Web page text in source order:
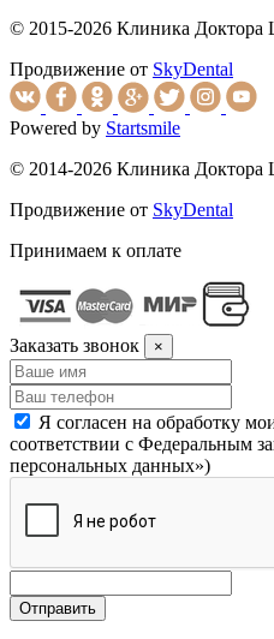
© 2015-2026 Клиника Доктора
Продвижение от SkyDental
Powered by Startsmile
© 2014-2026 Клиника Доктора
Продвижение от SkyDental
Принимаем к оплате
Заказать звонок ×
Я согласен на обработку
соответствии с Федеральным
персональных данных»)
Отправить